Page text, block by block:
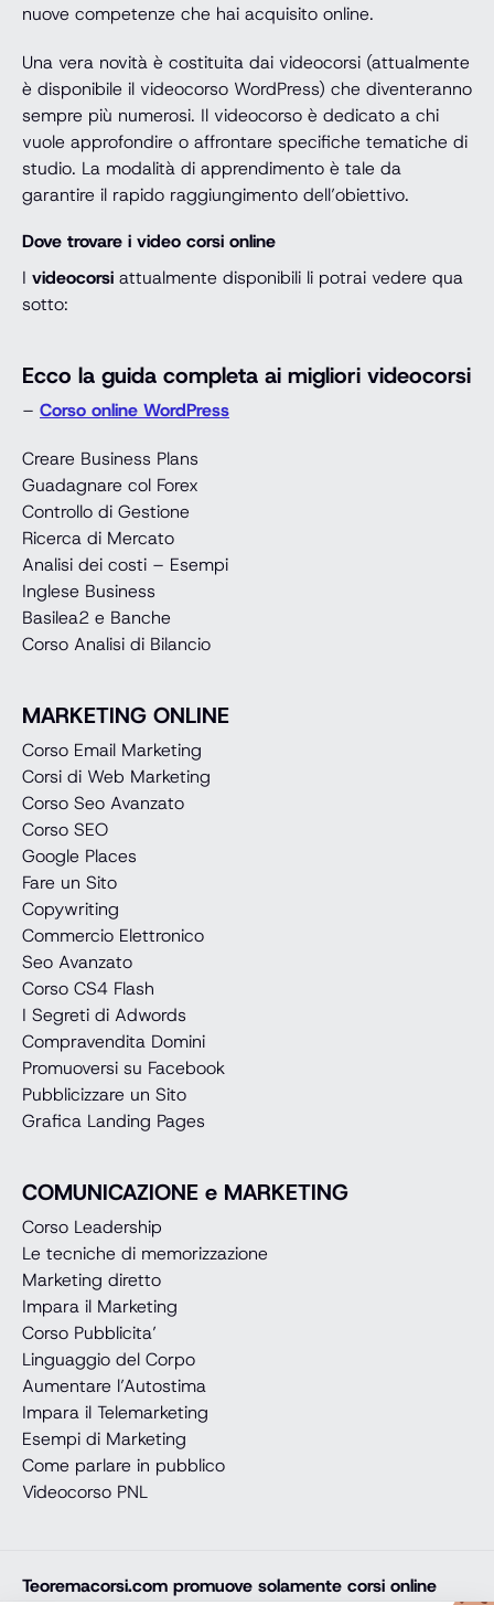
nuove competenze che hai acquisito online.
Una vera novità è costituita dai videocorsi (attualmente
è disponibile il videocorso WordPress) che diventeranno
sempre più numerosi. Il videocorso è dedicato a chi
vuole approfondire o affrontare specifiche tematiche di
studio. La modalità di apprendimento è tale da
garantire il rapido raggiungimento dell’obiettivo.
Dove trovare i video corsi online
I videocorsi attualmente disponibili li potrai vedere qua
sotto:
Ecco la guida completa ai migliori videocorsi
– Corso online WordPress
Creare Business Plans
Guadagnare col Forex
Controllo di Gestione
Ricerca di Mercato
Analisi dei costi – Esempi
Inglese Business
Basilea2 e Banche
Corso Analisi di Bilancio
MARKETING ONLINE
Corso Email Marketing
Corsi di Web Marketing
Corso Seo Avanzato
Corso SEO
Google Places
Fare un Sito
Copywriting
Commercio Elettronico
Seo Avanzato
Corso CS4 Flash
I Segreti di Adwords
Compravendita Domini
Promuoversi su Facebook
Pubblicizzare un Sito
Grafica Landing Pages
COMUNICAZIONE e MARKETING
Corso Leadership
Le tecniche di memorizzazione
Marketing diretto
Impara il Marketing
Corso Pubblicita’
Linguaggio del Corpo
Aumentare l’Autostima
Impara il Telemarketing
Esempi di Marketing
Come parlare in pubblico
Videocorso PNL
Teoremacorsi.com promuove solamente corsi online